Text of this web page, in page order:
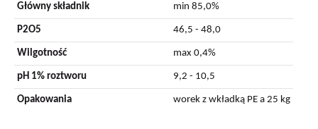
Główny składnik min 85,0%
P2O5 46,5 - 48,0
Wilgotność max 0,4%
pH 1% roztworu 9,2 - 10,5
Opakowania worek z wkładką PE a 25 kg